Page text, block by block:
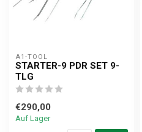
A1-TOOL
STARTER-9 PDR SET 9-
TLG
€290,00
Auf Lager